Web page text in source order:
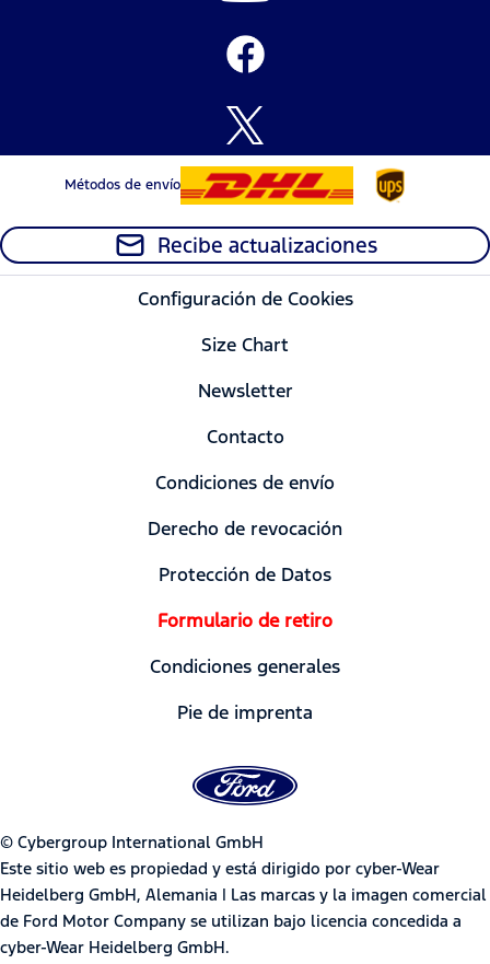
Métodos de envío
Recibe actualizaciones
Configuración de Cookies
Size Chart
Newsletter
Contacto
Condiciones de envío
Derecho de revocación
Protección de Datos
Formulario de retiro
Condiciones generales
Pie de imprenta
© Cybergroup International GmbH
Este sitio web es propiedad y está dirigido por cyber-Wear
Heidelberg GmbH, Alemania | Las marcas y la imagen comercial
de Ford Motor Company se utilizan bajo licencia concedida a
cyber-Wear Heidelberg GmbH.